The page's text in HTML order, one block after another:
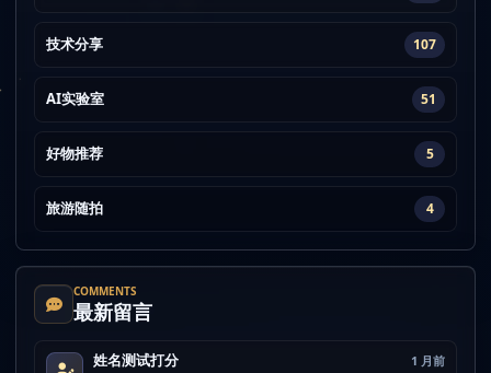
技术分享 107
AI实验室 51
好物推荐 5
旅游随拍 4
COMMENTS
最新留言
姓名测试打分 1 月前